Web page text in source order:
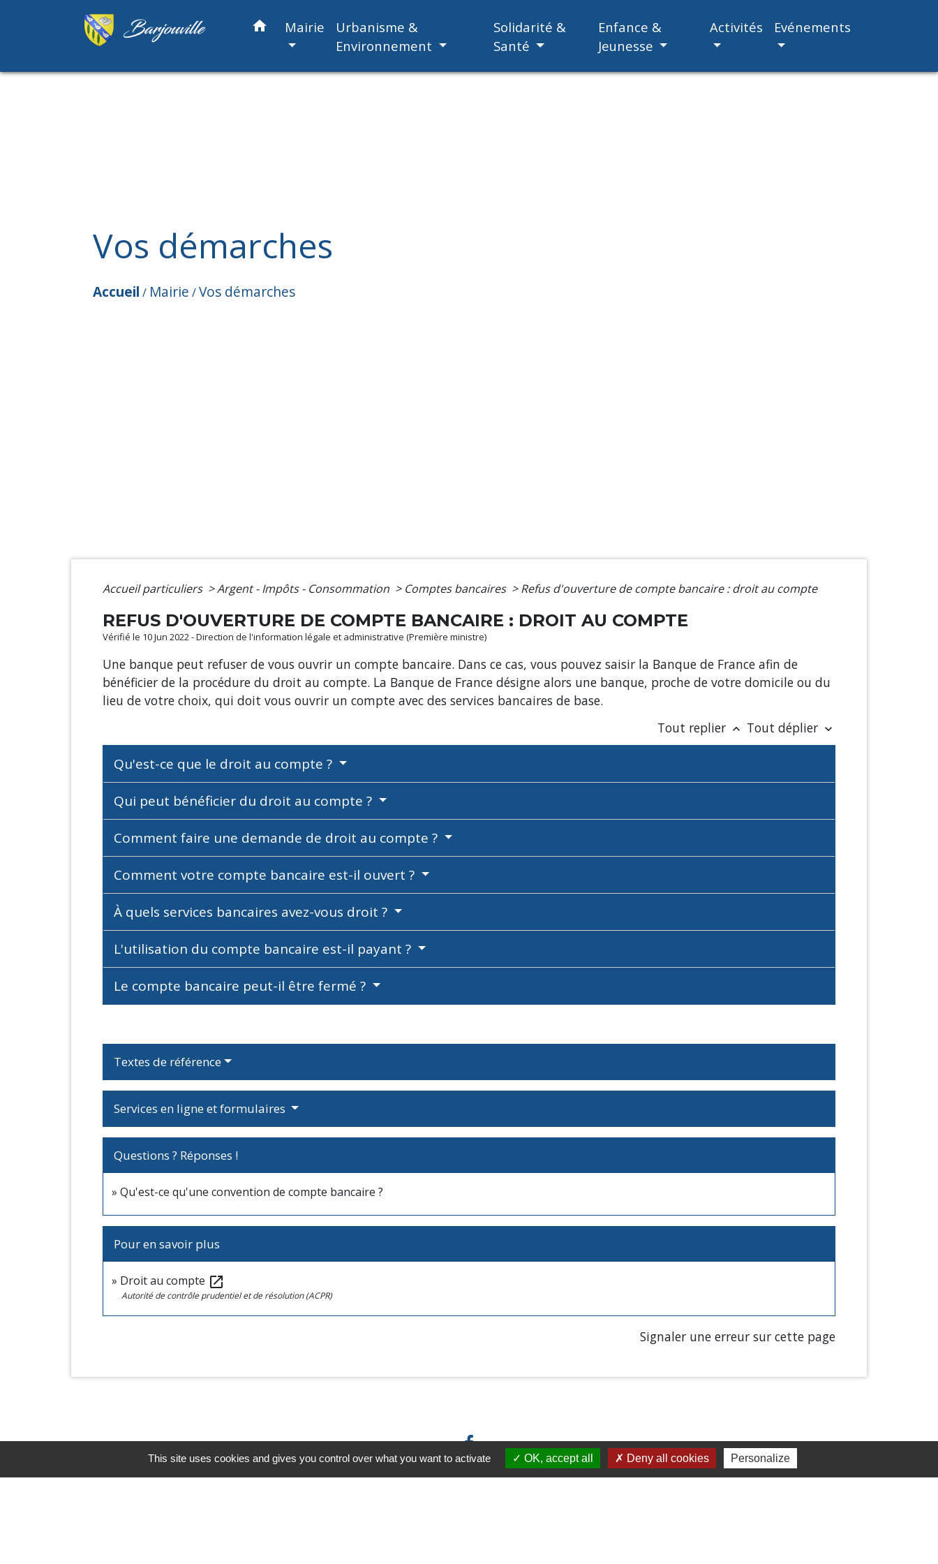
home Mairie
Urbanisme &
Environnement
Solidarité &
Santé
Enfance &
Jeunesse
Activités Evénements
Vos démarches
Accueil / Mairie /Vos démarches
Accueil particuliers >Argent - Impôts - Consommation > Comptes bancaires > Refus d'ouverture de compte bancaire : droit au compte
REFUS D'OUVERTURE DE COMPTE BANCAIRE : DROIT AU COMPTE
Vérifié le 10 Jun 2022 - Direction de l'information légale et administrative (Première ministre)
Une banque peut refuser de vous ouvrir un compte bancaire. Dans ce cas, vous pouvez saisir la Banque de France afin de
bénéficier de la procédure du droit au compte. La Banque de France désigne alors une banque, proche de votre domicile ou du
lieu de votre choix, qui doit vous ouvrir un compte avec des services bancaires de base.
Tout replier keyboard_arrow_up Tout déplier keyboard_arrow_down
Qu'est-ce que le droit au compte ?
Qui peut bénéficier du droit au compte ?
Comment faire une demande de droit au compte ?
Comment votre compte bancaire est-il ouvert ?
À quels services bancaires avez-vous droit ?
L'utilisation du compte bancaire est-il payant ?
Le compte bancaire peut-il être fermé ?
Textes de référence
Services en ligne et formulaires
Questions ? Réponses !
Qu'est-ce qu'une convention de compte bancaire ?
Pour en savoir plus
Droit au compte open_in_new
Autorité de contrôle prudentiel et de résolution (ACPR)
Signaler une erreur sur cette page
This site uses cookies and gives you control over what you want to activate OK, accept all Deny all cookies Personalize